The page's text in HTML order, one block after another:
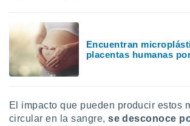
ni para
o
aunque
acceder a
Encuentran
placentas humanas
El impacto que pueden producir estos
circular en la sangre,se desconoce